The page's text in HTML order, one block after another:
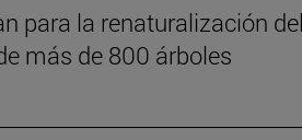
para la renaturalización del
más de 800 árboles